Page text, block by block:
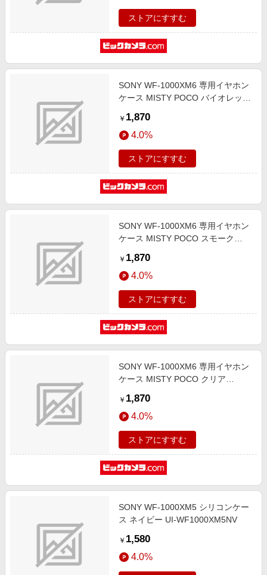
ストアにすすむ
SONY WF-1000XM6 専用イヤホン
ケース MISTY POCO バイオレット
￥ 1,870
4.0%
ストアにすすむ
SONY WF-1000XM6 専用イヤホン
ケース MISTY POCO スモーク
￥ 1,870
4.0%
ストアにすすむ
SONY WF-1000XM6 専用イヤホン
ケース MISTY POCO クリア
￥ 1,870
4.0%
ストアにすすむ
SONY WF-1000XM5 シリコンケー
ス ネイビー UI-WF1000XM5NV
￥ 1,580
4.0%